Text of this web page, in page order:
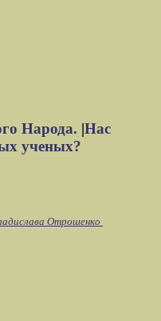
Народа. |Нас
ученых?
Отрошенко